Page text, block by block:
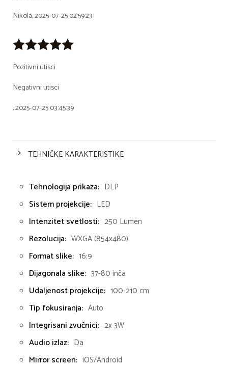
Nikola, 2025-07-25 02:59:23
Pozitivni utisci
Negativni utisci
, 2025-07-25 03:45:39
TEHNIČKE KARAKTERISTIKE
Tehnologija prikaza: DLP
Sistem projekcije: LED
Intenzitet svetlosti: 250 Lumen
Rezolucija: WXGA (854x480)
Format slike: 16:9
Dijagonala slike: 37-80 inča
Udaljenost projekcije: 100-210 cm
Tip fokusiranja: Auto
Integrisani zvučnici: 2x 3W
Audio izlaz: Da
Mirror screen: iOS/Android